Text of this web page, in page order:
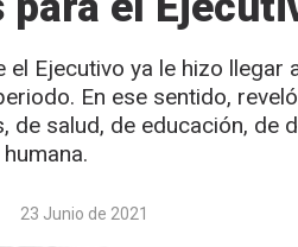
Ejecutivo ya le hizo llegar
En ese sentido,
salud, de educación, de
23 Junio de 2021